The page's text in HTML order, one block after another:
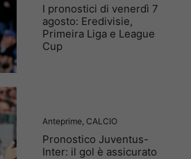
I pronostici di venerdì 7
agosto: Eredivisie,
Primeira Liga e League
Cup
Anteprime, CALCIO
Pronostico Juventus-
Inter: il gol è assicurato